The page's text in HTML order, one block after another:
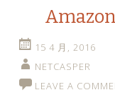
15 4 月, 2016
NETCASPER
LEAVE A